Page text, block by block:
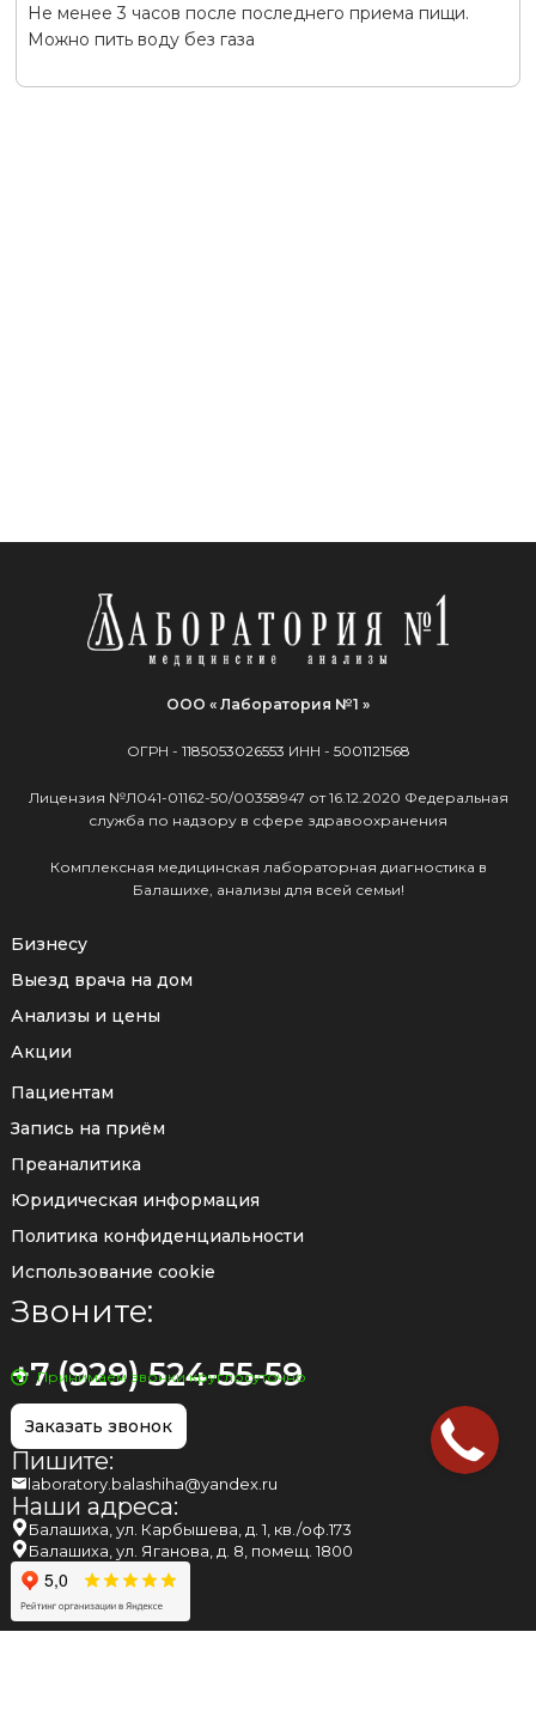
Не менее 3 часов после последнего приема пищи.
Можно пить воду без газа
ООО « Лаборатория №1 »
ОГРН - 1185053026553 ИНН - 5001121568
Лицензия №Л041-01162-50/00358947 от 16.12.2020 Федеральная
служба по надзору в сфере здравоохранения
Комплексная медицинская лабораторная диагностика в
Балашихе, анализы для всей семьи!
Бизнесу
Выезд врача на дом
Анализы и цены
Акции
Пациентам
Запись на приём
Преаналитика
Юридическая информация
Политика конфиденциальности
Использование cookie
Звоните:
+7 (929) 524-55-59
Принимаем звонки круглосуточно
Заказать звонок
Пишите:
laboratory.balashiha@yandex.ru
Наши адреса:
Балашиха, ул. Карбышева, д. 1, кв./оф.173
Балашиха, ул. Яганова, д. 8, помещ. 1800